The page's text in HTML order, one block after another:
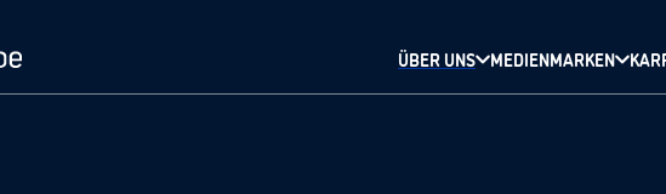
ÜBER UNS MEDIENMARKEN